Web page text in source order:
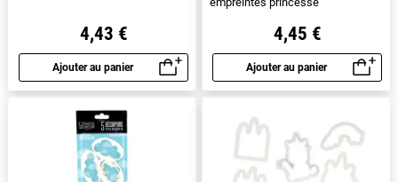
4,43 €
Ajouter au panier
Aperçu rapide
4,45 €
Ajouter au panier
Aperçu rapide